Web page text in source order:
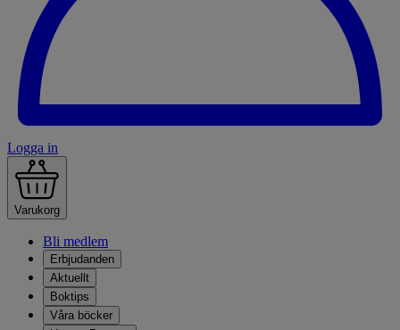
Logga in
Varukorg
Bli medlem
Erbjudanden
Aktuellt
Boktips
Våra böcker